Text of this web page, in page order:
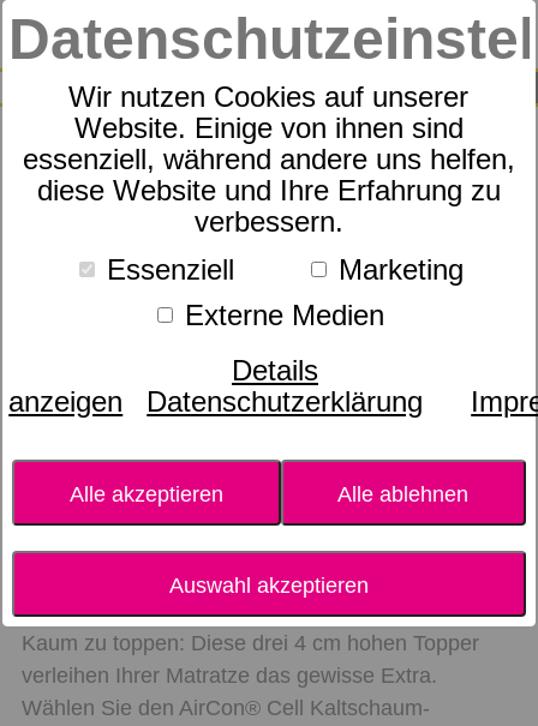
Wir nutzen Cookies auf unserer
Website. Einige von ihnen sind
essenziell, während andere uns helfen,
diese Website und Ihre Erfahrung zu
verbessern.
Essenziell
Marketing
Externe Medien
Details
anzeigen
Datenschutzerklärung
Alle akzeptieren Alle ablehnen
Auswahl akzeptieren
SUCHE
0
Topper
dormabell - 4
Kaum zu toppen: Diese drei 4 cm hohen Topper
verleihen Ihrer Matratze das gewisse Extra.
Wählen Sie den AirCon® Cell Kaltschaum-